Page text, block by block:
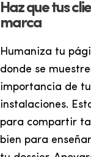
Haz que tus
marca
Humaniza tu
donde se
importancia de
instalaciones.
para compartir
bien para